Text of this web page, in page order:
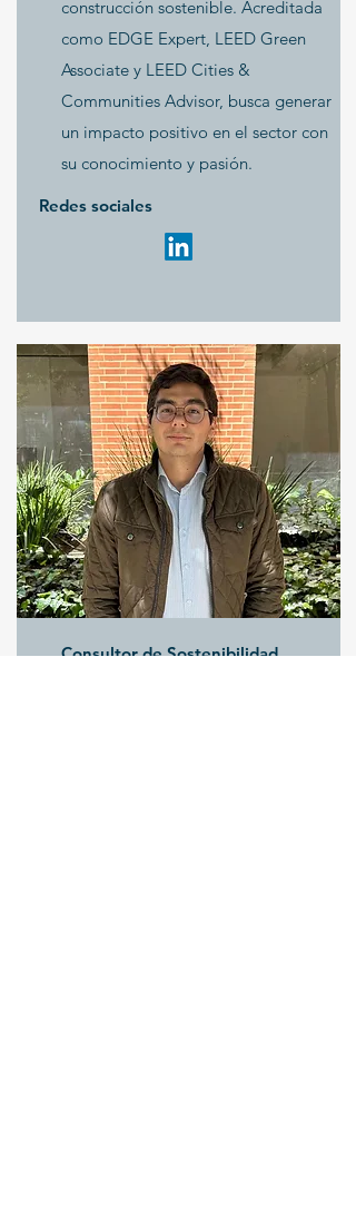
construcción sostenible. Acreditada
como EDGE Expert, LEED Green
Associate y LEED Cities &
Communities Advisor, busca generar
un impacto positivo en el sector con
su conocimiento y pasión.
Redes sociales
Consultor de Sostenibilidad